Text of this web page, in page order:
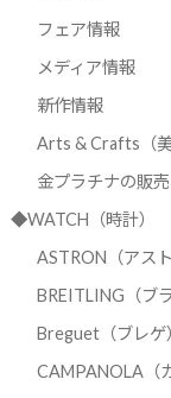
フェア情報
メディア情報
新作情報
Arts & Crafts（美
金プラチナの販
◆WATCH（時計）
ASTRON（アスト
BREITLING（ブ
Breguet（ブレゲ
CAMPANOLA（